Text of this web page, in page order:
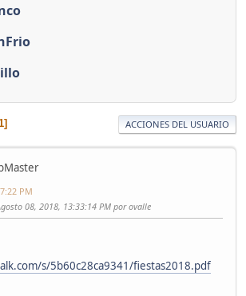
ACCIONES DEL USUARIO
PM
08, 2018, 13:33:14 PM por ovalle
s/5b60c28ca9341/fiestas2018.pdf